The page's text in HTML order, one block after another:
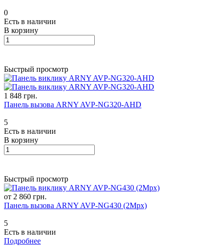
0
Есть в наличии
В корзину
Быстрый просмотр
1 848 грн.
Панель вызова ARNY AVP-NG320-AHD
5
Есть в наличии
В корзину
Быстрый просмотр
от 2 860 грн.
Панель вызова ARNY AVP-NG430 (2Mpx)
5
Есть в наличии
Подробнее